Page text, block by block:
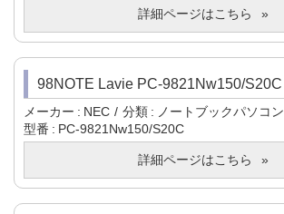
詳細ページはこちら
98NOTE Lavie PC-9821Nw150/S20C
メーカー NEC 分類
ノートブックパソコン
型番
PC-9821Nw150/S20C
詳細ページはこちら